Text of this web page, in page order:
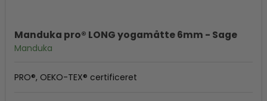
Manduka pro® LONG yogamåtte 6mm - Sage
Manduka
PRO®, OEKO-TEX® certificeret